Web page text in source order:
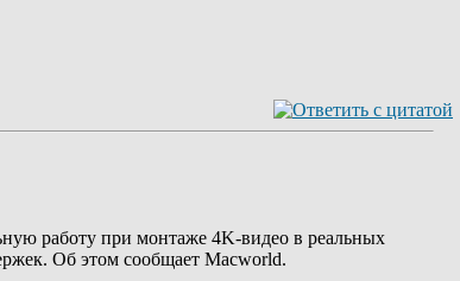
работу при монтаже 4K-видео в реальных
Об этом сообщает Macworld.